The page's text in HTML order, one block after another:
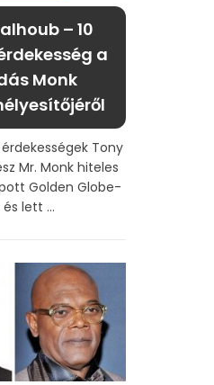
– 10
a
Monk
Tony
Mr. Monk hiteles
Golden Globe-
lett ...